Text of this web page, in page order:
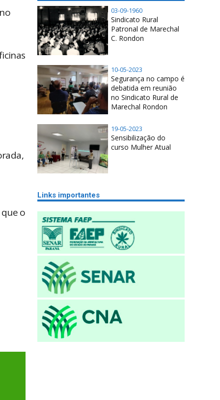
o
03-09-1960
Sindicato Rural
Patronal de Marechal
C. Rondon
10-05-2023
Segurança no campo é
debatida em reunião
no Sindicato Rural de
Marechal Rondon
19-05-2023
Sensibilização do
curso Mulher Atual
Links importantes